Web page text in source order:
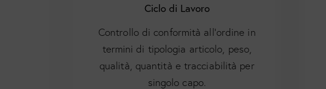
Ciclo di Lavoro
Controllo di conformità all’ordine in
termini di tipologia articolo, peso,
qualità, quantità e tracciabilità per
singolo capo.